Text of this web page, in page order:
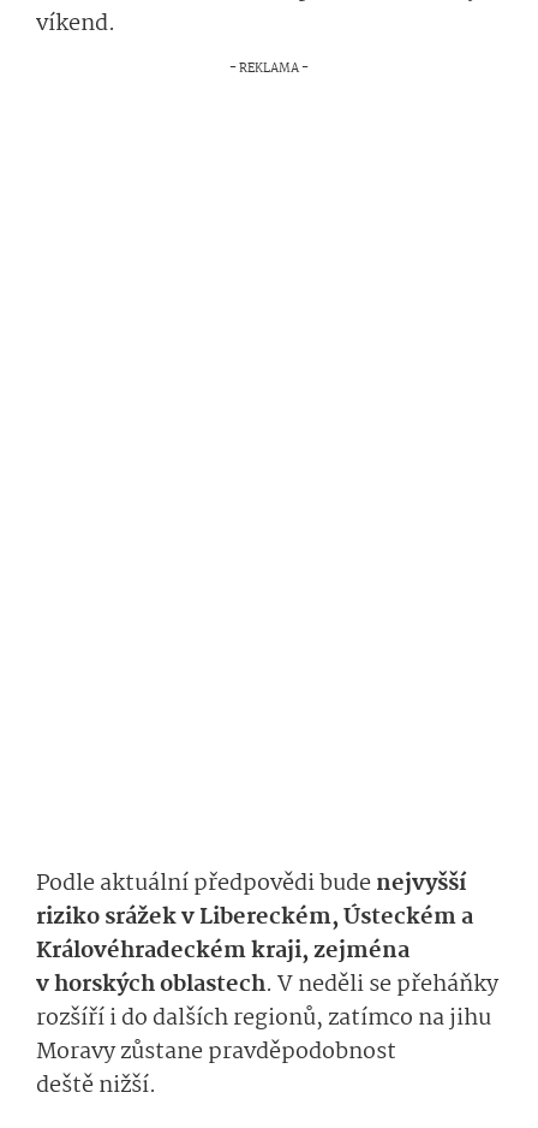
víkend.
Podle aktuální předpovědi budenejvyšší
riziko srážek v Libereckém, Ústeckém a
Královéhradeckém kraji, zejména
v horských oblastech. V neděli se přeháňky
rozšíří i do dalších regionů, zatímco na jihu
Moravy zůstane pravděpodobnost
deště nižší.